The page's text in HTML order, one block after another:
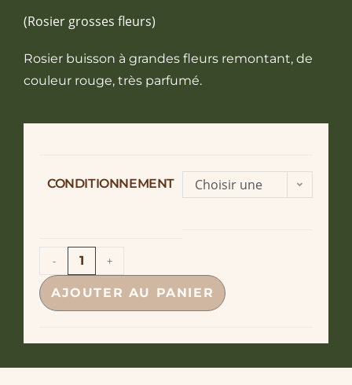
(Rosier grosses fleurs)
Rosier buisson à grandes fleurs remontant, de
couleur rouge, très parfumé.
CONDITIONNEMENT
Choisir une
- +
AJOUTER AU PANIER